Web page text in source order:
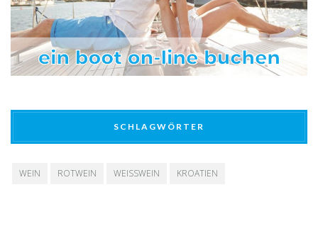
SCHLAGWÖRTER
WEIN ROTWEIN WEISSWEIN KROATIEN